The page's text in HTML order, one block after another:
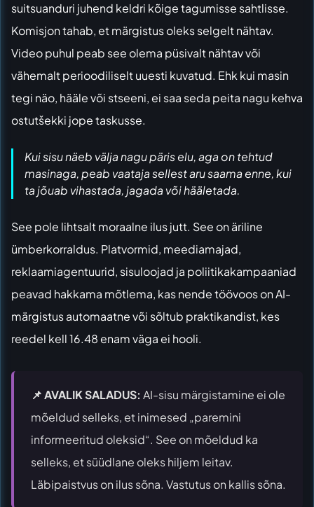
suitsuanduri juhend keldri kõige tagumisse sahtlisse.
Komisjon tahab, et märgistus oleks selgelt nähtav.
Video puhul peab see olema püsivalt nähtav või
vähemalt perioodiliselt uuesti kuvatud. Ehk kui masin
tegi näo, hääle või stseeni, ei saa seda peita nagu kehva
ostutšekki jope taskusse.
Kui sisu näeb välja nagu päris elu, aga on tehtud
masinaga, peab vaataja sellest aru saama enne, kui
ta jõuab vihastada, jagada või hääletada.
See pole lihtsalt moraalne ilus jutt. See on äriline
ümberkorraldus. Platvormid, meediamajad,
reklaamiagentuurid, sisuloojad ja poliitikakampaaniad
peavad hakkama mõtlema, kas nende töövoos on AI-
märgistus automaatne või sõltub praktikandist, kes
reedel kell 16.48 enam väga ei hooli.
📌 AVALIK SALADUS: AI-sisu märgistamine ei ole
mõeldud selleks, et inimesed „paremini
informeeritud oleksid“. See on mõeldud ka
selleks, et süüdlane oleks hiljem leitav.
Läbipaistvus on ilus sõna. Vastutus on kallis sõna.